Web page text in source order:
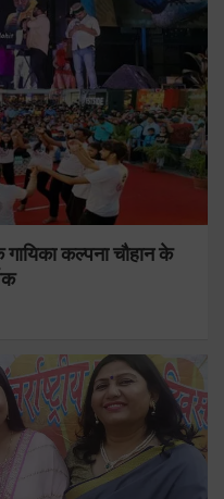
गायिका कल्पना चौहान के